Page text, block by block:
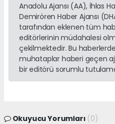
Anadolu Ajansı (AA), İhlas
Demirören Haber Ajansı
tarafından eklenen tüm
editörlerinin müdahalesi
çekilmektedir. Bu
muhataplar haberi geçen
bir editörü sorumlu
Okuyucu Yorumları (0)